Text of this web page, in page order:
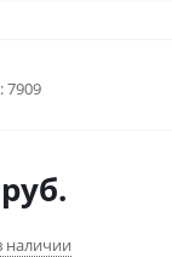
7909
руб.
наличии